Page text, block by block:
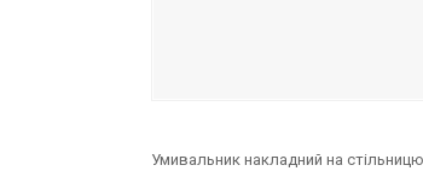
Умивальник накладний на